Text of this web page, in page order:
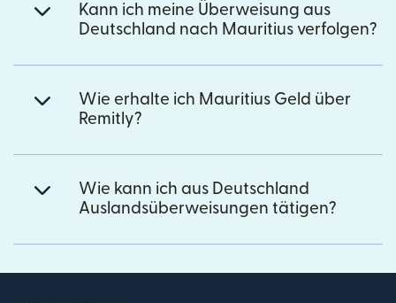
Kann ich meine Überweisung aus
Deutschland nach Mauritius verfolgen?
Wie erhalte ich Mauritius Geld über
Remitly?
Wie kann ich aus Deutschland
Auslandsüberweisungen tätigen?